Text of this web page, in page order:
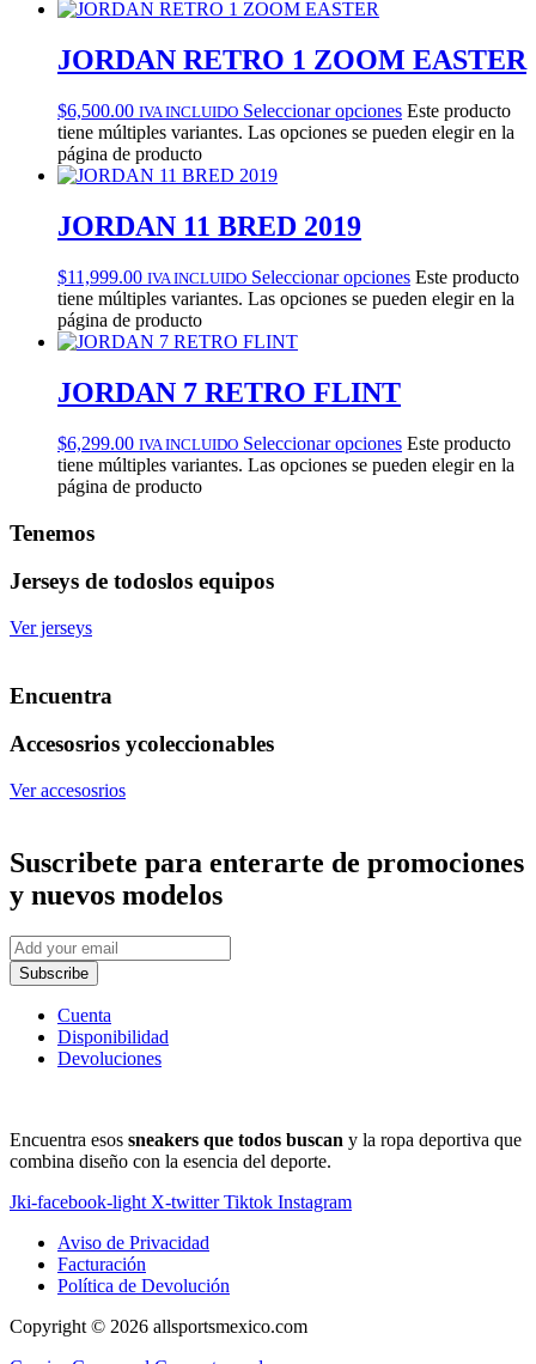
JORDAN RETRO 1 ZOOM EASTER
$6,500.00 IVA INCLUIDO Seleccionar opciones Este producto
tiene múltiples variantes. Las opciones se pueden elegir en la
página de producto
JORDAN 11 BRED 2019
$11,999.00 IVA INCLUIDO Seleccionar opciones Este producto
tiene múltiples variantes. Las opciones se pueden elegir en la
página de producto
JORDAN 7 RETRO FLINT
$6,299.00 IVA INCLUIDO Seleccionar opciones Este producto
tiene múltiples variantes. Las opciones se pueden elegir en la
página de producto
Tenemos
Jerseys de todoslos equipos
Ver jerseys
Encuentra
Accesosrios ycoleccionables
Ver accesosrios
Suscribete para enterarte de promociones
y nuevos modelos
Subscribe
Cuenta
Disponibilidad
Devoluciones
Encuentra esos sneakers que todos buscan y la ropa deportiva que
combina diseño con la esencia del deporte.
Jki-facebook-light X-twitter Tiktok Instagram
Aviso de Privacidad
Facturación
Política de Devolución
Copyright © 2026 allsportsmexico.com